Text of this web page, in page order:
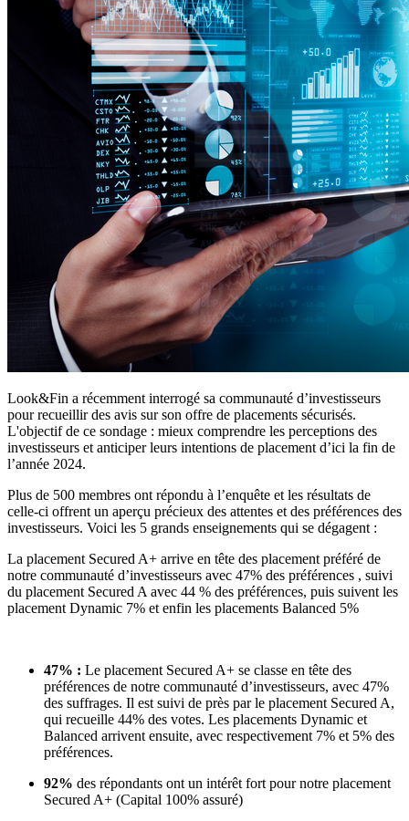
Look&Fin a récemment interrogé sa communauté d’investisseurs
pour recueillir des avis sur son offre de placements sécurisés.
L'objectif de ce sondage : mieux comprendre les perceptions des
investisseurs et anticiper leurs intentions de placement d’ici la fin de
l’année 2024.
Plus de 500 membres ont répondu à l’enquête et les résultats de
celle-ci offrent un aperçu précieux des attentes et des préférences des
investisseurs. Voici les 5 grands enseignements qui se dégagent :
La placement Secured A+ arrive en tête des placement préféré de
notre communauté d’investisseurs avec 47% des préférences , suivi
du placement Secured A avec 44 % des préférences, puis suivent les
placement Dynamic 7% et enfin les placements Balanced 5%
47% : Le placement Secured A+ se classe en tête des
préférences de notre communauté d’investisseurs, avec 47%
des suffrages. Il est suivi de près par le placement Secured A,
qui recueille 44% des votes. Les placements Dynamic et
Balanced arrivent ensuite, avec respectivement 7% et 5% des
préférences.
92% des répondants ont un intérêt fort pour notre placement
Secured A+ (Capital 100% assuré)